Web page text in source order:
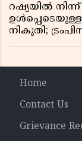
റഷ്യയിൽ
നികുതി;
Home
Contact Us
Grievance